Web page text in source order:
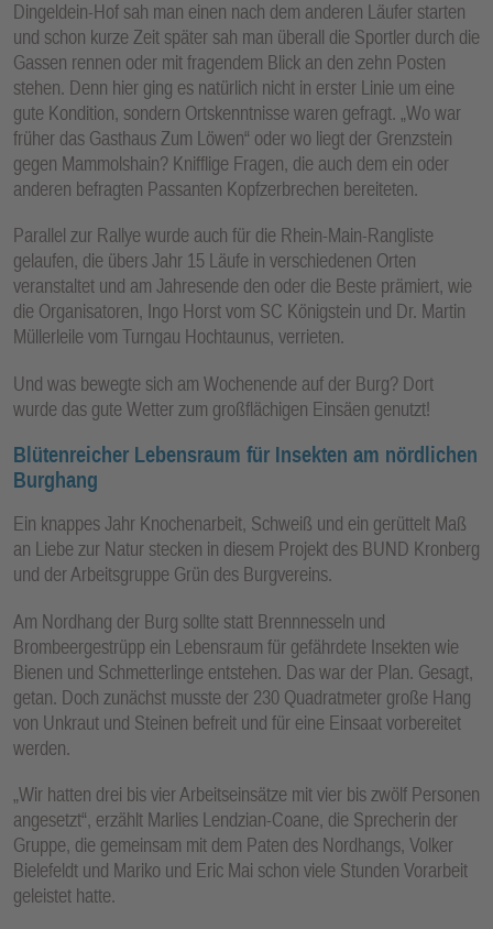
Dingeldein-Hof sah man einen nach dem anderen Läufer starten
und schon kurze Zeit später sah man überall die Sportler durch die
Gassen rennen oder mit fragendem Blick an den zehn Posten
stehen. Denn hier ging es natürlich nicht in erster Linie um eine
gute Kondition, sondern Ortskenntnisse waren gefragt. „Wo war
früher das Gasthaus Zum Löwen“ oder wo liegt der Grenzstein
gegen Mammolshain? Knifflige Fragen, die auch dem ein oder
anderen befragten Passanten Kopfzerbrechen bereiteten.
Parallel zur Rallye wurde auch für die Rhein-Main-Rangliste
gelaufen, die übers Jahr 15 Läufe in verschiedenen Orten
veranstaltet und am Jahresende den oder die Beste prämiert, wie
die Organisatoren, Ingo Horst vom SC Königstein und Dr. Martin
Müllerleile vom Turngau Hochtaunus, verrieten.
Und was bewegte sich am Wochenende auf der Burg? Dort
wurde das gute Wetter zum großflächigen Einsäen genutzt!
Blütenreicher Lebensraum für Insekten am nördlichen
Burghang
Ein knappes Jahr Knochenarbeit, Schweiß und ein gerüttelt Maß
an Liebe zur Natur stecken in diesem Projekt des BUND Kronberg
und der Arbeitsgruppe Grün des Burgvereins.
Am Nordhang der Burg sollte statt Brennnesseln und
Brombeergestrüpp ein Lebensraum für gefährdete Insekten wie
Bienen und Schmetterlinge entstehen. Das war der Plan. Gesagt,
getan. Doch zunächst musste der 230 Quadratmeter große Hang
von Unkraut und Steinen befreit und für eine Einsaat vorbereitet
werden.
„Wir hatten drei bis vier Arbeitseinsätze mit vier bis zwölf Personen
angesetzt“, erzählt Marlies Lendzian-Coane, die Sprecherin der
Gruppe, die gemeinsam mit dem Paten des Nordhangs, Volker
Bielefeldt und Mariko und Eric Mai schon viele Stunden Vorarbeit
geleistet hatte.